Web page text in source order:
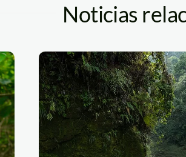
Noticias